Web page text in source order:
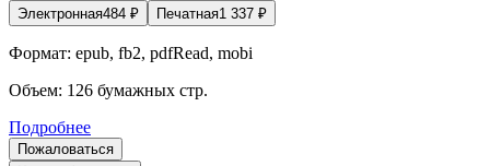
Электронная484 ₽ Печатная1 337 ₽
Формат: epub, fb2, pdfRead, mobi
Объем: 126 бумажных стр.
Подробнее
Пожаловаться